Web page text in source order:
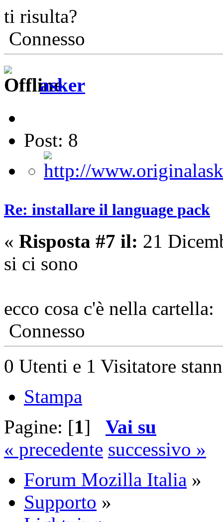
ti risulta?
Connesso
asker
Post: 8
Re: installare il language pack
« Risposta #7 il: 21
si ci sono
ecco cosa c'è nella cartella:
Connesso
0 Utenti e 1 Visitatore
Stampa
Pagine: [1] Vai su
« precedente successivo »
Forum Mozilla Italia »
Supporto »